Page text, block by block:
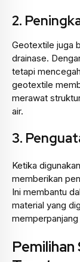
2.
Geotextile juga
drainase.
tetapi
geotextile
merawat
air.
3.
Ketika
memberikan
Ini membantu
material yang